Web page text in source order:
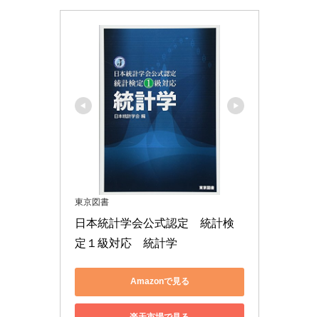
東京図書
日本統計学会公式認定　統計検
定１級対応　統計学
Amazonで見る